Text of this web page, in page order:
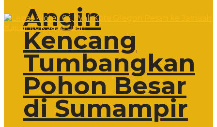
Angin
Kencang
Tumbangkan
Pohon Besar
di Sumampir